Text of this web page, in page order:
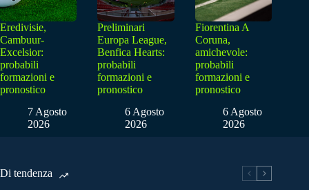
Eredivisie,
Cambuur-
Excelsior:
probabili
formazioni e
pronostico
7 Agosto
2026
Preliminari
Europa League,
Benfica Hearts:
probabili
formazioni e
pronostico
6 Agosto
2026
Fiorentina A
Coruna,
amichevole:
probabili
formazioni e
pronostico
6 Agosto
2026
Di tendenza